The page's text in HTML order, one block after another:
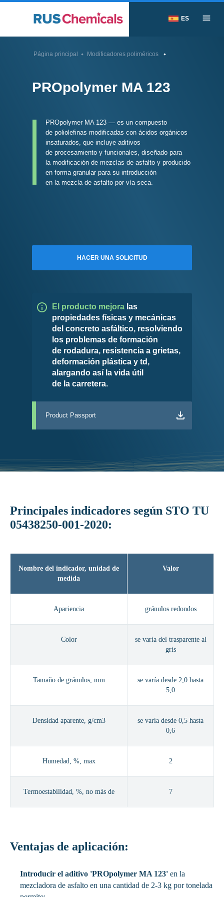
ES
PROpolymer MA 123
PROpolymer MA 123 — es un compuesto
de poliolefinas modificadas con ácidos orgánicos
insaturados, que incluye aditivos
de procesamiento y funcionales, diseñado para
la modificación de mezclas de asfalto y producido
en forma granular para su introducción
en la mezcla de asfalto por vía seca.
HACER UNA SOLICITUD
Página principal Modificadores poliméricos
El producto mejora las
propiedades físicas y mecánicas
del concreto asfáltico, resolviendo
los problemas de formación
de rodadura, resistencia a grietas,
deformación plástica y td,
alargando así la vida útil
de la carretera.
Product Passport
Principales indicadores según STO TU
05438250-001-2020:
Nombre del indicador, unidad de
medida
Valor
Apariencia gránulos redondos
Color
se varía del trasparente al
grís
Tamaño de gránulos, mm
se varía desde 2,0 hasta
5,0
Densidad aparente, g/cm3
se varía desde 0,5 hasta
0,6
Humedad, %, max 2
Termoestabilidad, %, no más de 7
Ventajas de aplicación:
Introducir el aditivo 'PROpolymer MA 123' en la
mezcladora de asfalto en una cantidad de 2-3 kg por tonelada